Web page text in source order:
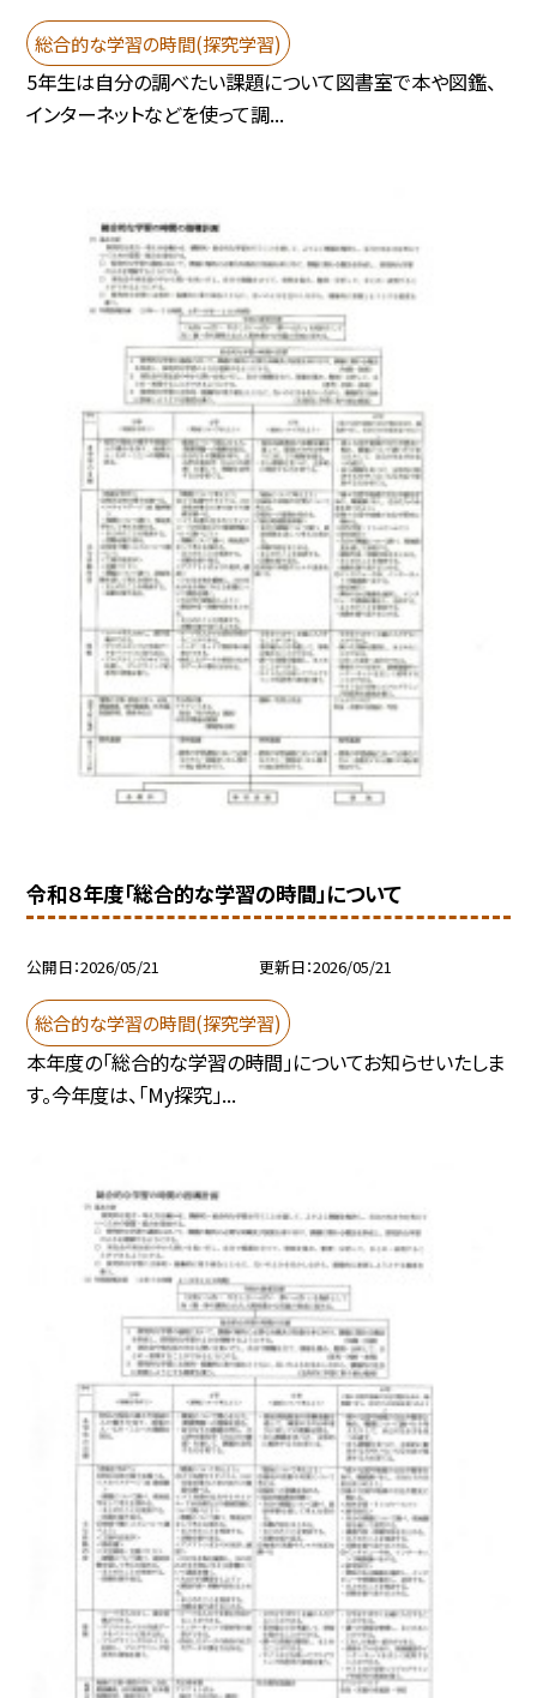
総合的な学習の時間(探究学習)
5年生は自分の調べたい課題について図書室で本や図鑑、
インターネットなどを使って調...
令和８年度「総合的な学習の時間」について
公開日 2026/05/21 更新日 2026/05/21
総合的な学習の時間(探究学習)
本年度の「総合的な学習の時間」についてお知らせいたしま
す。今年度は、「My探究」...